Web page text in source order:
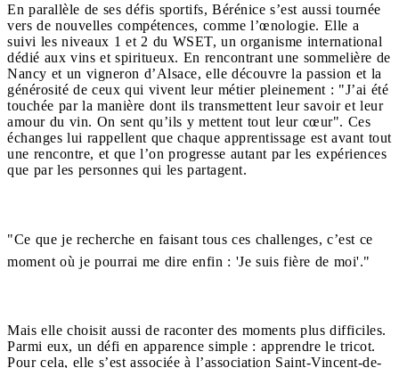
En parallèle de ses défis sportifs, Bérénice s’est aussi tournée
vers de nouvelles compétences, comme l’œnologie. Elle a
suivi les niveaux 1 et 2 du WSET, un organisme international
dédié aux vins et spiritueux. En rencontrant une sommelière de
Nancy et un vigneron d’Alsace, elle découvre la passion et la
générosité de ceux qui vivent leur métier pleinement : "J’ai été
touchée par la manière dont ils transmettent leur savoir et leur
amour du vin. On sent qu’ils y mettent tout leur cœur". Ces
échanges lui rappellent que chaque apprentissage est avant tout
une rencontre, et que l’on progresse autant par les expériences
que par les personnes qui les partagent.
"Ce que je recherche en faisant tous ces challenges, c’est ce
moment où je pourrai me dire enfin : 'Je suis fière de moi'."
Mais elle choisit aussi de raconter des moments plus difficiles.
Parmi eux, un défi en apparence simple : apprendre le tricot.
Pour cela, elle s’est associée à l’association Saint-Vincent-de-